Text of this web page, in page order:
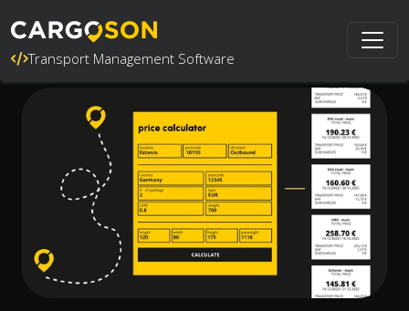
Transport Management Software